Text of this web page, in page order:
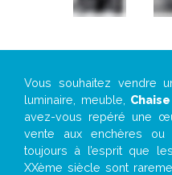
Vous souhaitez vendre
luminaire, meuble,
avez-vous repéré une
vente aux enchères ou
toujours à l’esprit que
XXème siècle sont